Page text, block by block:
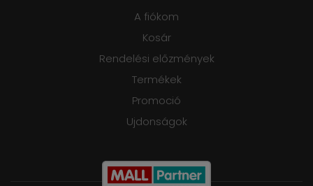
A fiókom
Kosár
Rendelési előzmények
Termékek
Promoció
Ujdonságok